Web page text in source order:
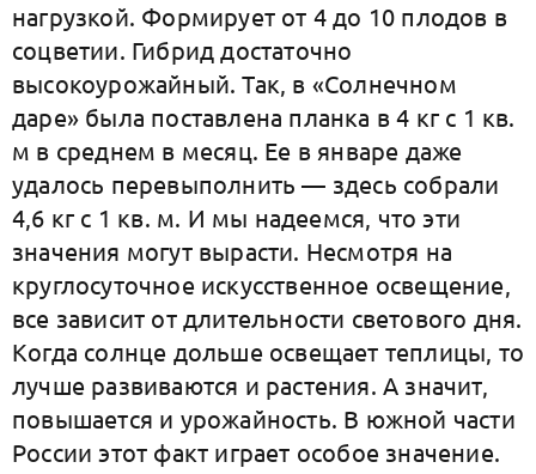
нагрузкой. Формирует от 4 до 10 плодов в
соцветии. Гибрид достаточно
высокоурожайный. Так, в «Солнечном
даре» была поставлена планка в 4 кг с 1 кв.
м в среднем в месяц. Ее в январе даже
удалось перевыполнить — здесь собрали
4,6 кг с 1 кв. м. И мы надеемся, что эти
значения могут вырасти. Несмотря на
круглосуточное искусственное освещение,
все зависит от длительности светового дня.
Когда солнце дольше освещает теплицы, то
лучше развиваются и растения. А значит,
повышается и урожайность. В южной части
России этот факт играет особое значение.